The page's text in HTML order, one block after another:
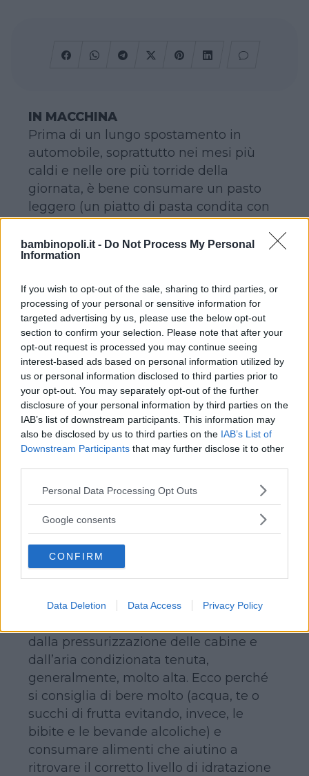
bambinopoli.it - Do Not Process My Personal
Information
If you wish to opt-out of the sale, sharing to third parties, or
processing of your personal or sensitive information for
targeted advertising by us, please use the below opt-out
section to confirm your selection. Please note that after your
opt-out request is processed you may continue seeing
interest-based ads based on personal information utilized by
us or personal information disclosed to third parties prior to
your opt-out. You may separately opt-out of the further
disclosure of your personal information by third parties on the
IAB’s list of downstream participants. This information may
also be disclosed by us to third parties on the IAB’s List of
Downstream Participants that may further disclose it to other
Please note that this website/app uses one or more Google
not limited to your visit or usage behaviour. You may click to
use your data for below specified purposes in below Google
consent section.
Personal Data Processing Opt Outs
Google consents
CONFIRM
Data Deletion Data Access Privacy Policy
IN MACCHINA
Prima di un lungo spostamento in
automobile, soprattutto nei mesi più
caldi e nelle ore più torride della
giornata, è bene consumare un pasto
leggero (un piatto di pasta condita con
insalata, una macedonia di frutta mista,
un gelato…) evitando, se possibile, tutti
sonnolenza e senso di pesantezza o
provocare sete eccessiva.
In macchina è sempre bene avere
qualche snack (un pacchetto di
crackers, qualche biscotto secco, un
frutto…) da offrire ai bimbi durante il
viaggio. Se i bambini non soffrono di
cinetosi, si consiglia di offrire loro spesso
da bere, acqua non ghiacciata, tè,
succhi di frutta… in modo che non si
IN AEREO
Anche prima di un viaggio in aereo è
bene consumare un pasto nutriente ma
leggero, evitando i cibi grassi, fritti o
spostamenti molto lunghi in aereo è la
dalla pressurizzazione delle cabine e
dall’aria condizionata tenuta,
generalmente, molto alta. Ecco perché
si consiglia di bere molto (acqua, te o
succhi di frutta evitando, invece, le
bibite e le bevande alcoliche) e
consumare alimenti che aiutino a
ritrovare il corretto livello di idratazione